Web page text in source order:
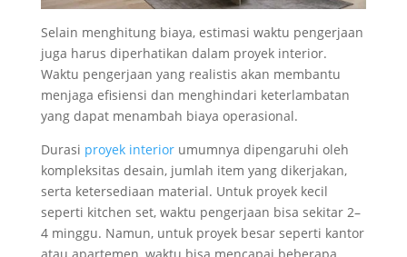
Selain menghitung biaya, estimasi waktu pengerjaan
juga harus diperhatikan dalam proyek interior.
Waktu pengerjaan yang realistis akan membantu
menjaga efisiensi dan menghindari keterlambatan
yang dapat menambah biaya operasional.
Durasi proyek interiorumumnya dipengaruhi oleh
kompleksitas desain, jumlah item yang dikerjakan,
serta ketersediaan material. Untuk proyek kecil
seperti kitchen set, waktu pengerjaan bisa sekitar 2–
4 minggu. Namun, untuk proyek besar seperti kantor